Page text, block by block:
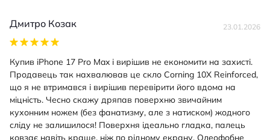
Дмитро Козак 23.01.2026
Купив iPhone 17 Pro Max і вирішив не економити на захисті.
Продавець так нахвалював це скло Corning 10X Reinforced,
що я не втримався і вирішив перевірити його вдома на
міцність. Чесно скажу дряпав поверхню звичайним
кухонним ножем (без фанатизму, але з натиском) жодного
сліду не залишилося! Поверхня ідеально гладка, палець
ковзає навіть краще, ніж по рідному екрану. Олеофобне